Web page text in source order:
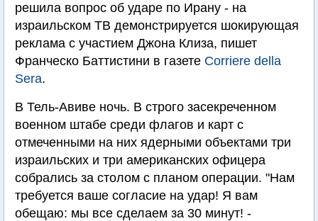
решила вопрос об ударе по Ирану - на
израильском ТВ демонстрируется шокирующая
реклама с участием Джона Клиза, пишет
Франческо Баттистини в газете Corriere della
Sera.
В Тель-Авиве ночь. В строго засекреченном
военном штабе среди флагов и карт с
отмеченными на них ядерными объектами три
израильских и три американских офицера
собрались за столом с планом операции. "Нам
требуется ваше согласие на удар! Я вам
обещаю: мы все сделаем за 30 минут! -